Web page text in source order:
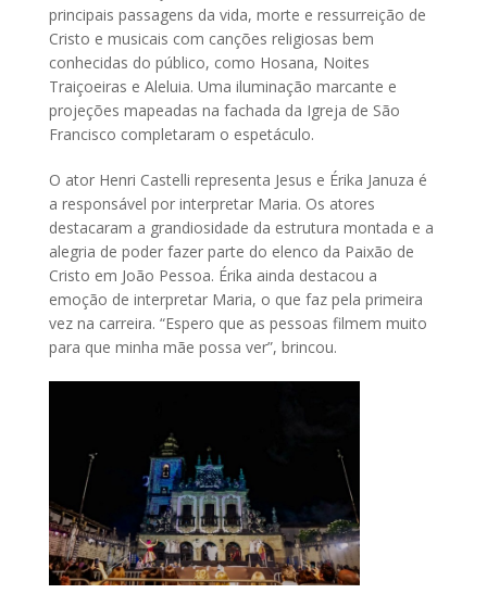
principais passagens da vida, morte e ressurreição de
Cristo e musicais com canções religiosas bem
conhecidas do público, como Hosana, Noites
Traiçoeiras e Aleluia. Uma iluminação marcante e
projeções mapeadas na fachada da Igreja de São
Francisco completaram o espetáculo.
O ator Henri Castelli representa Jesus e Érika Januza é
a responsável por interpretar Maria. Os atores
destacaram a grandiosidade da estrutura montada e a
alegria de poder fazer parte do elenco da Paixão de
Cristo em João Pessoa. Érika ainda destacou a
emoção de interpretar Maria, o que faz pela primeira
vez na carreira. “Espero que as pessoas filmem muito
para que minha mãe possa ver”, brincou.